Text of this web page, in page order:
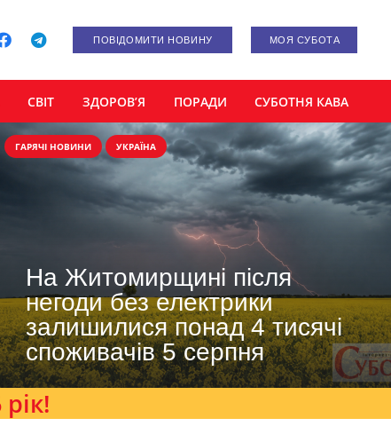
ПОВІДОМИТИ НОВИНУ МОЯ СУБОТА
СВІТ ЗДОРОВ’Я ПОРАДИ СУБОТНЯ КАВА
ГАРЯЧІ НОВИНИ УКРАЇНА
На Житомирщині після
негоди без електрики
залишилися понад 4 тисячі
споживачів 5 серпня